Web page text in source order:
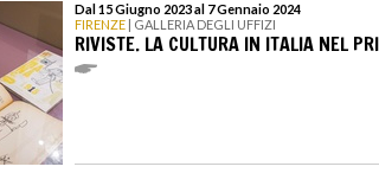
Dal 15 Giugno 2023 al 7 Gennaio 2024
FIRENZE | GALLERIA DEGLI UFFIZI
RIVISTE. LA CULTURA IN ITALIA NEL